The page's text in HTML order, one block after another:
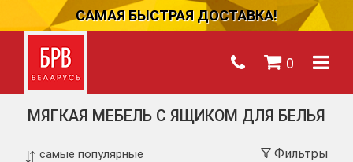
САМАЯ БЫСТРАЯ ДОСТАВКА!
0
МЯГКАЯ МЕБЕЛЬ С ЯЩИКОМ ДЛЯ БЕЛЬЯ
Фильтры